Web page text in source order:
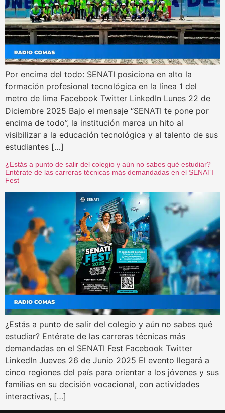
Por encima del todo: SENATI posiciona en alto la
formación profesional tecnológica en la línea 1 del
metro de lima Facebook Twitter LinkedIn Lunes 22 de
Diciembre 2025 Bajo el mensaje “SENATI te pone por
encima de todo”, la institución marca un hito al
visibilizar a la educación tecnológica y al talento de sus
estudiantes […]
¿Estás a punto de salir del colegio y aún no sabes qué estudiar?
Entérate de las carreras técnicas más demandadas en el SENATI
Fest
¿Estás a punto de salir del colegio y aún no sabes qué
estudiar? Entérate de las carreras técnicas más
demandadas en el SENATI Fest Facebook Twitter
LinkedIn Jueves 26 de Junio 2025 El evento llegará a
cinco regiones del país para orientar a los jóvenes y sus
familias en su decisión vocacional, con actividades
interactivas, […]